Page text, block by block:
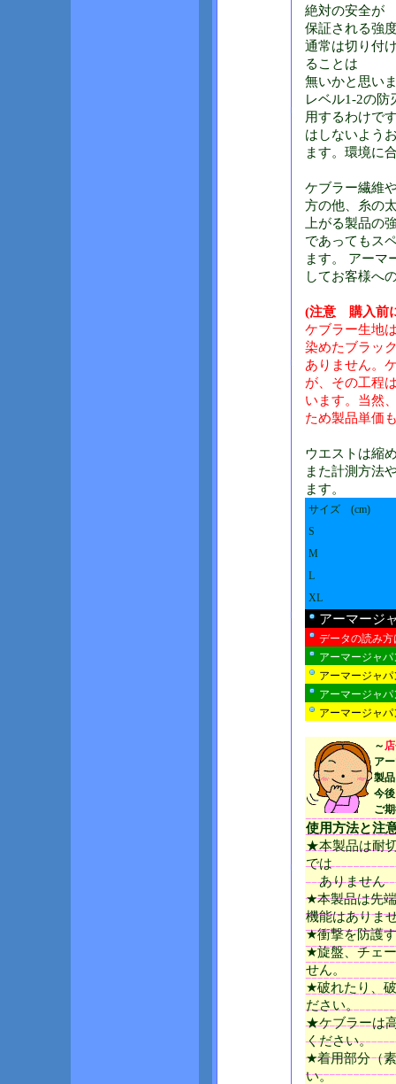
絶対の安全が
保証される強
通常は切り付
ることは
無いかと思い
レベル1-2の防
用するわけで
はしないよう
ます。環境に
ケブラー繊維
方の他、糸の
上がる製品の
であってもス
ます。 アーマ
してお客様へ
(注意 購入前
ケブラー生地
染めたブラッ
ありません。
が、その工程
います。当然
ため製品単価
ウエストは縮
また計測方法
ます。
サイズ (cm)
S
M
L
XL
アーマージ
データの読み
アーマージャ
アーマージャ
アーマージャ
アーマージャ
～
ア
製
今
ご
使用方法と注
★本製品は耐
では
ありません
★本製品は先
機能はありま
★衝撃を防護
★旋盤、チェ
せん。
★破れたり、
ださい。
★ケブラーは
ください。
★着用部分（
い。